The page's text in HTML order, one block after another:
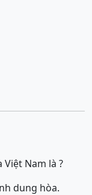
Nam là ?
dung hòa.